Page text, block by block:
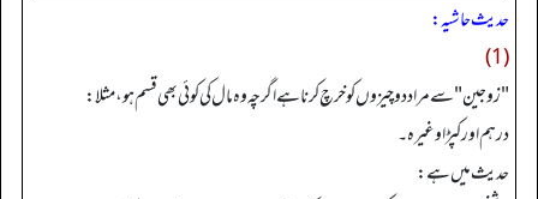
حدیث حاشیہ:
(1)
"زوجین" سے مراد دو چیزوں کو خرچ کرنا ہے اگرچہ وہ مال کی کوئی بھی قسم ہو، مثلا:
درہم اور کپڑا وغیرہ۔
حدیث میں ہے: